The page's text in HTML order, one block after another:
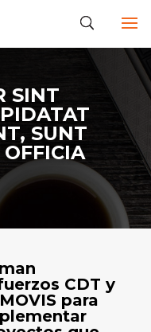
SINT
SUNT
CDT y
para